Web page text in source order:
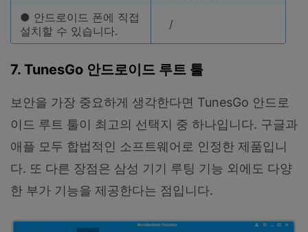
● 안드로이드 폰에 직접
설치할 수 있습니다.
/
7. TunesGo 안드로이드 루트 툴
보안을 가장 중요하게 생각한다면 TunesGo 안드로
이드 루트 툴이 최고의 선택지 중 하나입니다. 구글과
애플 모두 합법적인 소프트웨어로 인정한 제품입니
다. 또 다른 장점은 삼성 기기 루팅 기능 외에도 다양
한 부가 기능을 제공한다는 점입니다.